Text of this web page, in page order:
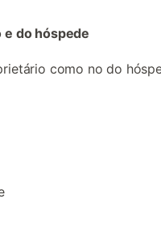
do hóspede
como no do